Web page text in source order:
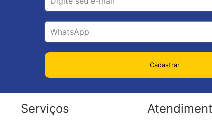
Cadastrar
Serviços